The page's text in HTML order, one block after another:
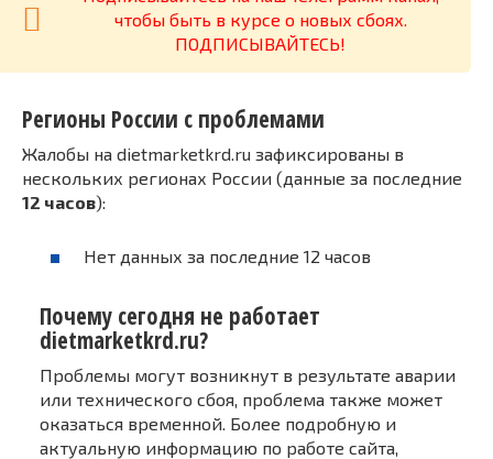
чтобы быть в курсе о новых сбоях.
ПОДПИСЫВАЙТЕСЬ!
Регионы России с проблемами
Жалобы на dietmarketkrd.ru зафиксированы в
нескольких регионах России (данные за последние
12 часов):
Нет данных за последние 12 часов
Почему сегодня не работает
dietmarketkrd.ru?
Проблемы могут возникнут в результате аварии
или технического сбоя, проблема также может
оказаться временной. Более подробную и
актуальную информацию по работе сайта,